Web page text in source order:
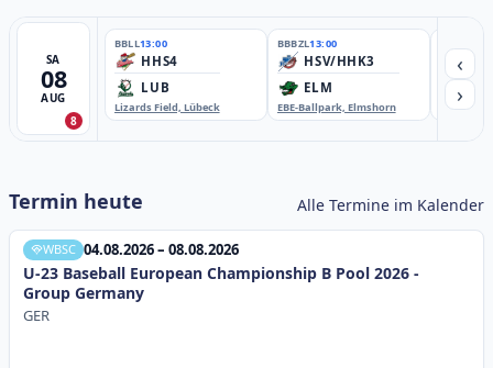
SA
08
AUG
8
BBLL13:00
HHS4
LUB
Lizards Field, Lübeck
BBBZL13:00
HSV/HHK3
ELM
EBE-Ballpark, Elmshorn
‹
›
Termin heute Alle Termine im Kalender
WBSC 04.08.2026 – 08.08.2026
U-23 Baseball European Championship B Pool 2026 -
Group Germany
GER